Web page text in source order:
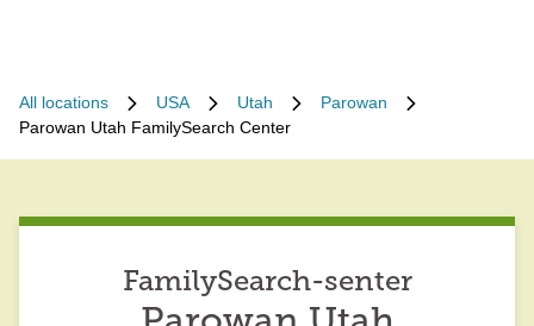
All locations USA Utah
Parowan
Parowan Utah FamilySearch Center
FamilySearch-senter